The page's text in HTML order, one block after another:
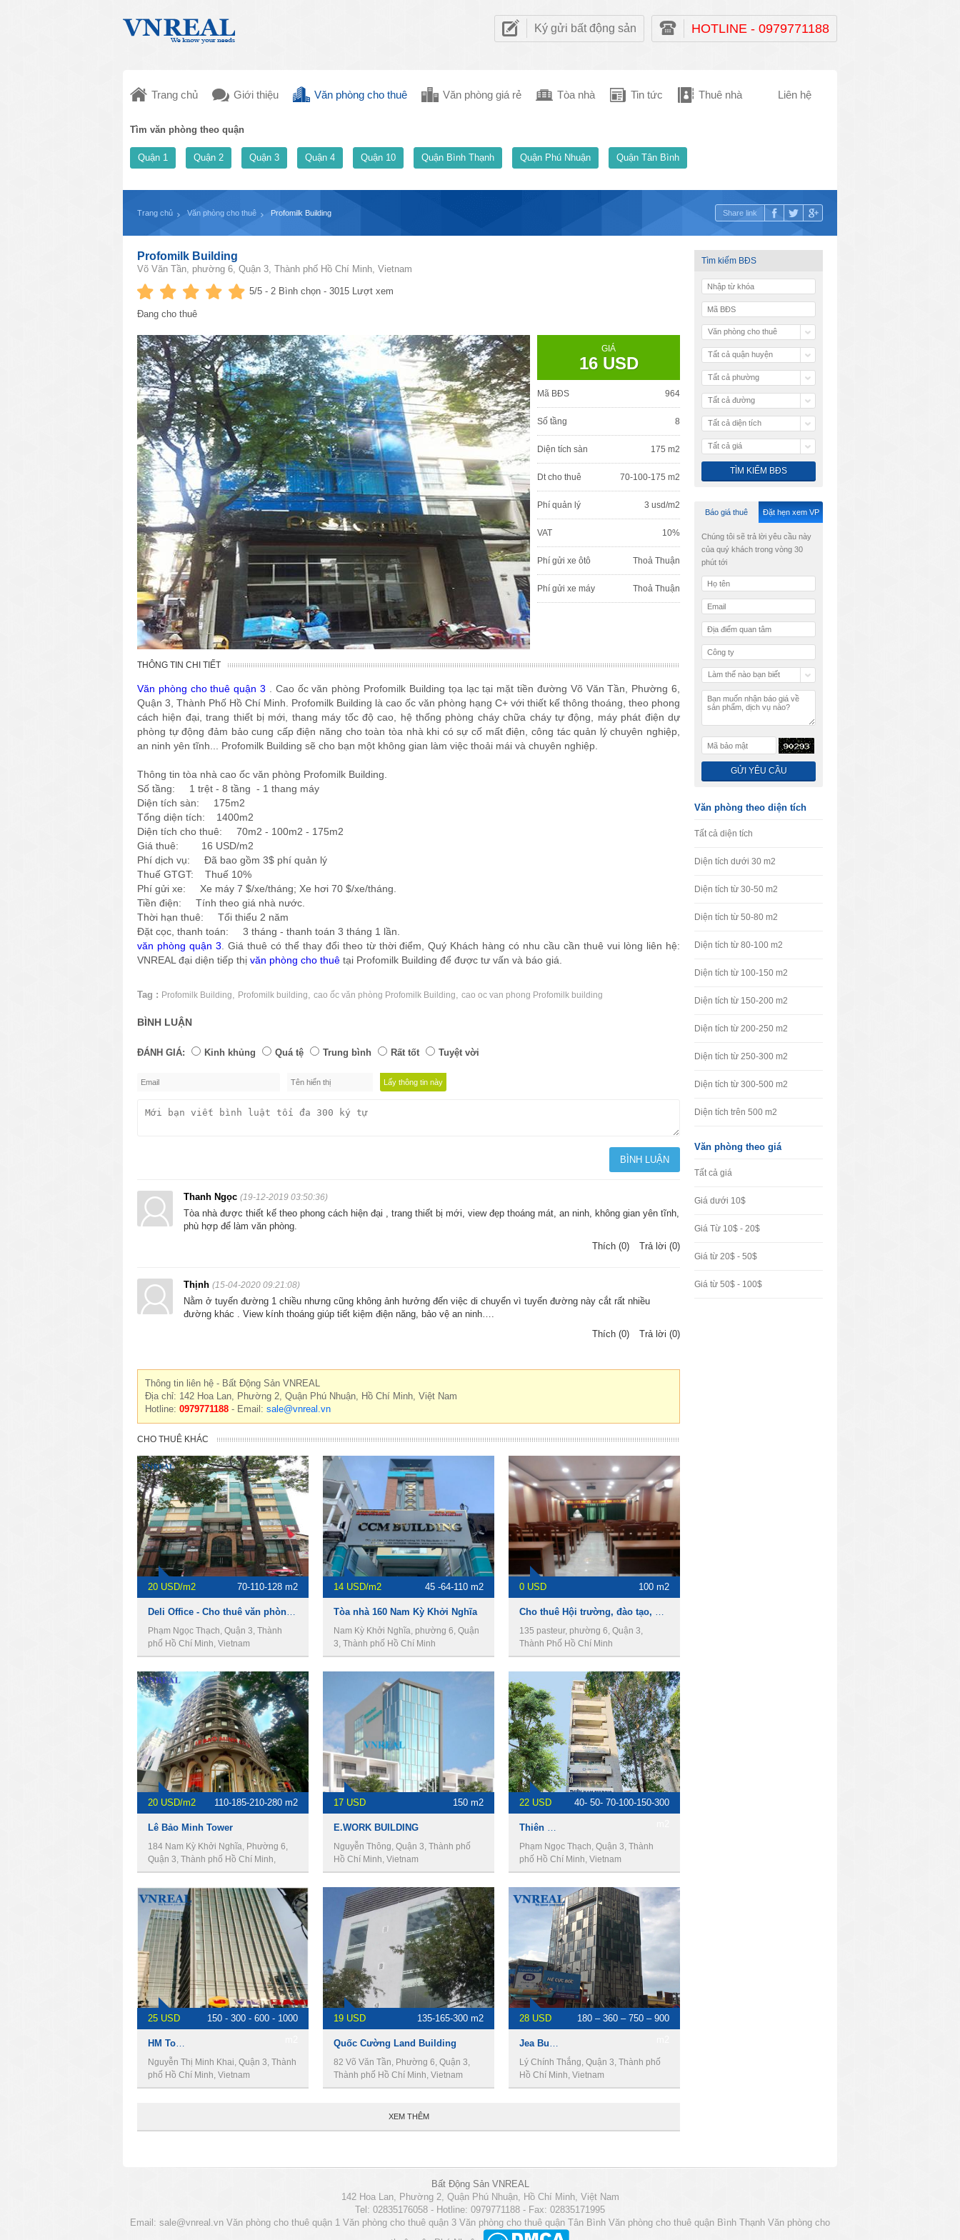
Ký gửi bất động sản HOTLINE - 0979771188
Trang chủ Giới thiệu Văn phòng cho thuê Văn phòng giá rẻ Tòa nhà Tin tức Thuê nhà Liên hệ
Tìm văn phòng theo quận
Quận 1 Quận 2 Quận 3 Quận 4 Quận 10 Quận Bình Thạnh Quận Phú Nhuận Quận Tân Bình
Trang chủ Văn phòng cho thuê Profomilk Building Share link
Profomilk Building
Võ Văn Tần, phường 6, Quận 3, Thành phố Hồ Chí Minh, Vietnam
5/5 - 2 Bình chọn - 3015 Lượt xem
Đang cho thuê
GIÁ
16 USD
Mã BĐS 964
Số tầng 8
Diện tích sàn 175 m2
Dt cho thuê 70-100-175 m2
Phí quản lý 3 usd/m2
VAT 10%
Phí gửi xe ôtô Thoả Thuận
Phí gửi xe máy Thoả Thuận
THÔNG TIN CHI TIẾT
Văn phòng cho thuê quận 3 . Cao ốc văn phòng Profomilk Building tọa lạc tại mặt tiền đường Võ Văn Tần, Phường 6,
Quận 3, Thành Phố Hồ Chí Minh. Profomilk Building là cao ốc văn phòng hạng C+ với thiết kế thông thoáng, theo phong
cách hiện đại, trang thiết bị mới, thang máy tốc độ cao, hệ thống phòng cháy chữa cháy tự động, máy phát điện dự
phòng tự động đảm bảo cung cấp điện năng cho toàn tòa nhà khi có sự cố mất điện, công tác quản lý chuyên nghiệp,
an ninh yên tĩnh... Profomilk Building sẽ cho bạn một không gian làm việc thoải mái và chuyên nghiệp.
Thông tin tòa nhà cao ốc văn phòng Profomilk Building.
Số tầng: 1 trệt - 8 tầng - 1 thang máy
Diện tích sàn: 175m2
Tổng diện tích: 1400m2
Diện tích cho thuê: 70m2 - 100m2 - 175m2
Giá thuê: 16 USD/m2
Phí dịch vụ: Đã bao gồm 3$ phí quản lý
Thuế GTGT: Thuế 10%
Phí gửi xe: Xe máy 7 $/xe/tháng; Xe hơi 70 $/xe/tháng.
Tiền điện: Tính theo giá nhà nước.
Thời hạn thuê: Tối thiểu 2 năm
Đặt cọc, thanh toán: 3 tháng - thanh toán 3 tháng 1 lần.
văn phòng quận 3 . Giá thuê có thể thay đổi theo từ thời điểm, Quý Khách hàng có nhu cầu cần thuê vui lòng liên hệ:
VNREAL đại diện tiếp thị văn phòng cho thuê tại Profomilk Building để được tư vấn và báo giá.
Tag : Profomilk Building Profomilk building cao ốc văn phòng Profomilk Building cao oc van phong Profomilk building
BÌNH LUẬN
ĐÁNH GIÁ: Kinh khủng Quá tệ Trung bình Rất tốt Tuyệt vời
Thanh Ngọc (19-12-2019 03:50:36)
Tòa nhà được thiết kế theo phong cách hiện đại , trang thiết bị mới, view đẹp thoáng mát, an ninh, không gian yên tĩnh,
phù hợp để làm văn phòng.
Thích (0)
Trả lời (0)
Thịnh (15-04-2020 09:21:08)
Nằm ở tuyến đường 1 chiều nhưng cũng không ảnh hưởng đến việc di chuyển vì tuyến đường này cắt rất nhiều
đường khác . View kính thoáng giúp tiết kiệm điện năng, bảo vệ an ninh….
Thích (0)
Trả lời (0)
Thông tin liên hệ - Bất Động Sản VNREAL
Địa chỉ: 142 Hoa Lan, Phường 2, Quận Phú Nhuận, Hồ Chí Minh, Việt Nam
Hotline: 0979771188 - Email: sale@vnreal.vn
CHO THUÊ KHÁC
20 USD/m2 70-110-128 m2
Phạm Ngọc Thạch, Quận 3, Thành
phố Hồ Chí Minh, Vietnam
14 USD/m2 45 -64-110 m2
Tòa nhà 160 Nam Kỳ Khởi Nghĩa
Nam Kỳ Khởi Nghĩa, phường 6, Quận
3, Thành phố Hồ Chí Minh
0 USD 100 m2
135 pasteur, phường 6, Quận 3,
Thành Phố Hồ Chí Minh
20 USD/m2 110-185-210-280 m2
Lê Bảo Minh Tower
184 Nam Kỳ Khởi Nghĩa, Phường 6,
Quận 3, Thành phố Hồ Chí Minh,
Vietnam
17 USD 150 m2
E.WORK BUILDING
Nguyễn Thông, Quận 3, Thành phố
Hồ Chí Minh, Vietnam
22 USD
40- 50- 70-100-150-300
Phạm Ngọc Thạch, Quận 3, Thành
phố Hồ Chí Minh, Vietnam
25 USD
150 - 300 - 600 - 1000
Nguyễn Thị Minh Khai, Quận 3, Thành
phố Hồ Chí Minh, Vietnam
19 USD 135-165-300 m2
Quốc Cường Land Building
82 Võ Văn Tần, Phường 6, Quận 3,
Thành phố Hồ Chí Minh, Vietnam
28 USD
180 – 360 – 750 – 900
Lý Chính Thắng, Quận 3, Thành phố
Hồ Chí Minh, Vietnam
XEM THÊM
Tìm kiếm BĐS
Văn phòng cho thuê
Tất cả quận huyện
Tất cả phường
Tất cả đường
Tất cả diện tích
Tất cả giá
Báo giá thuê Đặt hẹn xem VP
Chúng tôi sẽ trả lời yêu cầu này
của quý khách trong vòng 30
phút tới
Làm thế nào bạn biết
Văn phòng theo diện tích
Tất cả diện tích
Diện tích dưới 30 m2
Diện tích từ 30-50 m2
Diện tích từ 50-80 m2
Diện tích từ 80-100 m2
Diện tích từ 100-150 m2
Diện tích từ 150-200 m2
Diện tích từ 200-250 m2
Diện tích từ 250-300 m2
Diện tích từ 300-500 m2
Diện tích trên 500 m2
Văn phòng theo giá
Tất cả giá
Giá dưới 10$
Giá Từ 10$ - 20$
Giá từ 20$ - 50$
Giá từ 50$ - 100$
Bất Động Sản VNREAL
142 Hoa Lan, Phường 2, Quận Phú Nhuận, Hồ Chí Minh, Việt Nam
Tel: 02835176058 - Hotline: 0979771188 - Fax: 02835171995
Email: sale@vnreal.vn Văn phòng cho thuê quận 1 Văn phòng cho thuê quận 3 Văn phòng cho thuê quận Tân Bình Văn phòng cho thuê quận Bình Thạnh Văn phòng cho